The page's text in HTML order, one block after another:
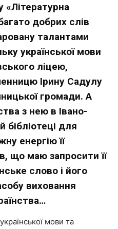
«Літературна
добрих слів
талантами
української мови
ліцею,
Ірину Садулу
громади. А
з нею в Івано-
бібліотеці для
енергію її
що маю запросити її
слово і його
виховання
мови та